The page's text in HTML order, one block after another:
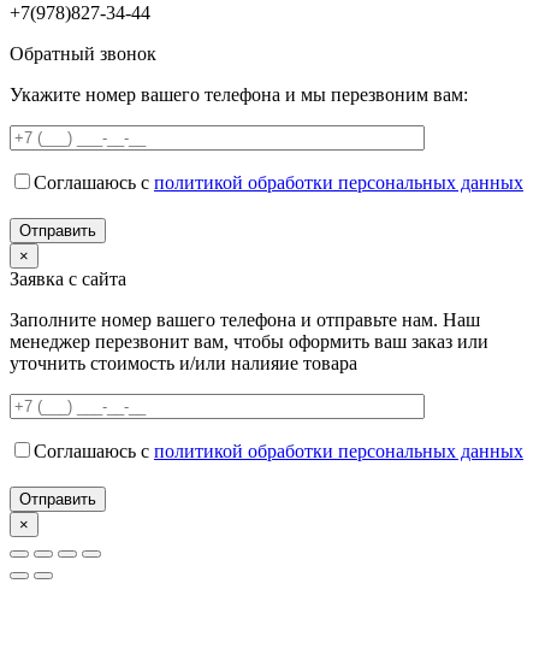
+7(978)827-34-44
Обратный звонок
Укажите номер вашего телефона и мы перезвоним вам:
Соглашаюсь с политикой обработки персональных данных
×
Заявка с сайта
Заполните номер вашего телефона и отправьте нам. Наш
менеджер перезвонит вам, чтобы оформить ваш заказ или
уточнить стоимость и/или налияие товара
Соглашаюсь с политикой обработки персональных данных
×